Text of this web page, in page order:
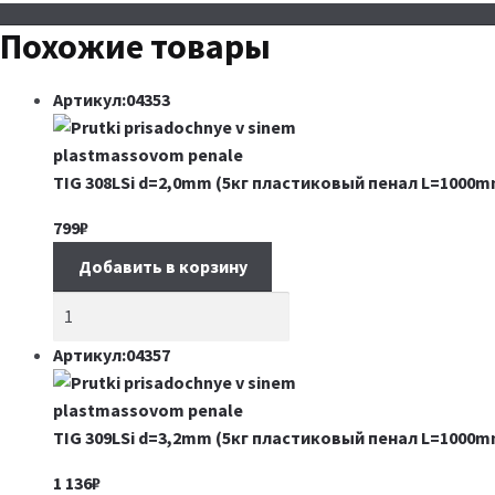
Похожие товары
Артикул:04353
TIG 308LSi d=2,0mm (5кг пластиковый пенал
799₽
Добавить в корзину
Артикул:04357
TIG 309LSi d=3,2mm (5кг пластиковый пенал
1 136₽